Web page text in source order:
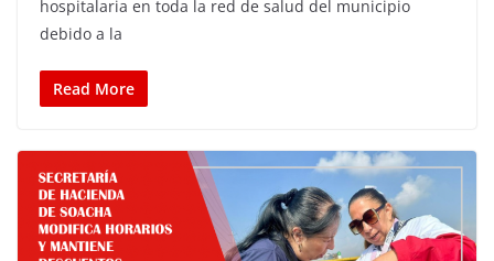
hospitalaria en toda la red de salud del municipio
debido a la
Read More